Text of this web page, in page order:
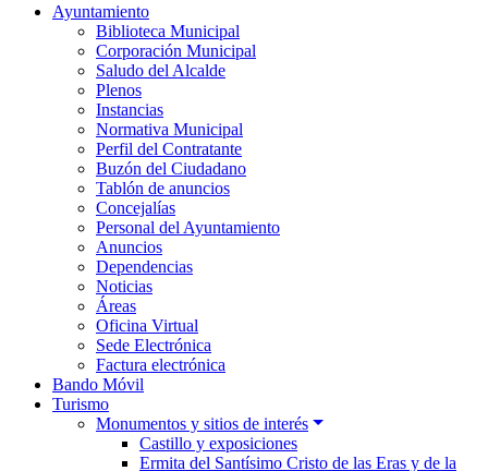
Ayuntamiento
Biblioteca Municipal
Corporación Municipal
Saludo del Alcalde
Plenos
Instancias
Normativa Municipal
Perfil del Contratante
Buzón del Ciudadano
Tablón de anuncios
Concejalías
Personal del Ayuntamiento
Anuncios
Dependencias
Noticias
Áreas
Oficina Virtual
Sede Electrónica
Factura electrónica
Bando Móvil
Turismo
Monumentos y sitios de interés
Castillo y exposiciones
Ermita del Santísimo Cristo de las Eras y de la